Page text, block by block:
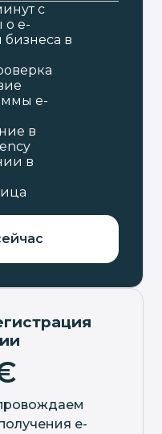
с
о e-
в
e-
в
в
e-